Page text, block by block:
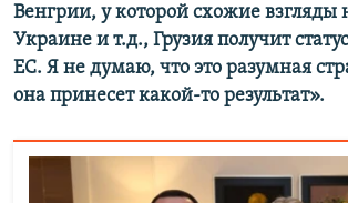
Венгрии, у которой схожие взгляды
Украине и т.д., Грузия получит
ЕС. Я не думаю, что это разумная
она принесет какой-то результат».